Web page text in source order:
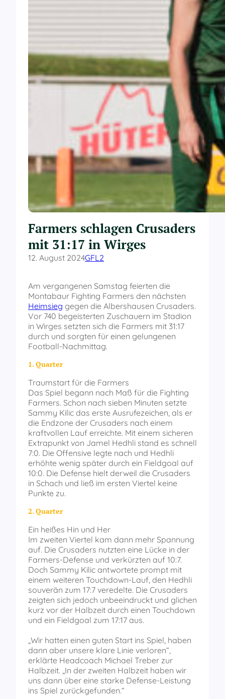
Farmers schlagen Crusaders
mit 31:17 in Wirges
12. August 2024GFL2
Am vergangenen Samstag feierten die
Montabaur Fighting Farmers den nächsten
Heimsieg gegen die Albershausen Crusaders.
Vor 740 begeisterten Zuschauern im Stadion
in Wirges setzten sich die Farmers mit 31:17
durch und sorgten für einen gelungenen
Football-Nachmittag.
1. Quarter
Traumstart für die Farmers
Das Spiel begann nach Maß für die Fighting
Farmers. Schon nach sieben Minuten setzte
Sammy Kilic das erste Ausrufezeichen, als er
die Endzone der Crusaders nach einem
kraftvollen Lauf erreichte. Mit einem sicheren
Extrapunkt von Jamel Hedhli stand es schnell
7:0. Die Offensive legte nach und Hedhli
erhöhte wenig später durch ein Fieldgoal auf
10:0. Die Defense hielt derweil die Crusaders
in Schach und ließ im ersten Viertel keine
Punkte zu.
2. Quarter
Ein heißes Hin und Her
Im zweiten Viertel kam dann mehr Spannung
auf. Die Crusaders nutzten eine Lücke in der
Farmers-Defense und verkürzten auf 10:7.
Doch Sammy Kilic antwortete prompt mit
einem weiteren Touchdown-Lauf, den Hedhli
souverän zum 17:7 veredelte. Die Crusaders
zeigten sich jedoch unbeeindruckt und glichen
kurz vor der Halbzeit durch einen Touchdown
und ein Fieldgoal zum 17:17 aus.
„Wir hatten einen guten Start ins Spiel, haben
dann aber unsere klare Linie verloren“,
erklärte Headcoach Michael Treber zur
Halbzeit. „In der zweiten Halbzeit haben wir
uns dann über eine starke Defense-Leistung
ins Spiel zurückgefunden.“